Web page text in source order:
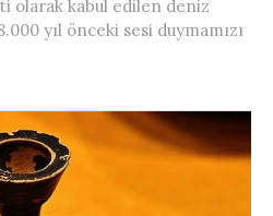
olarak kabul edilen deniz
yıl önceki sesi duymamızı